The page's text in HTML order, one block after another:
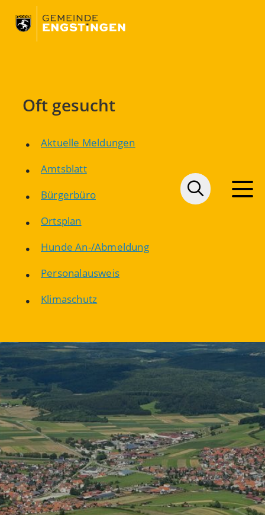
Oft gesucht
Aktuelle Meldungen
Amtsblatt
Bürgerbüro
Ortsplan
Hunde An-/Abmeldung
Personalausweis
Klimaschutz